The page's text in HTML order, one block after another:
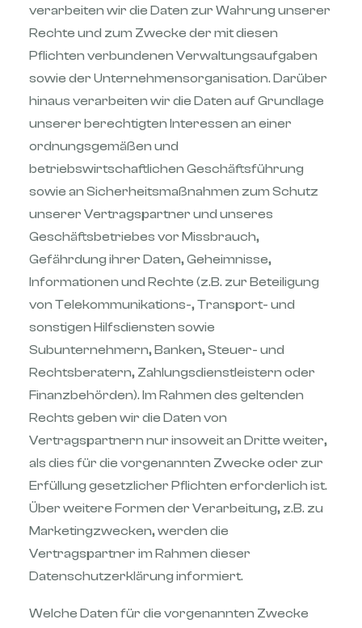
verarbeiten wir die Daten zur Wahrung unserer
Rechte und zum Zwecke der mit diesen
Pflichten verbundenen Verwaltungsaufgaben
sowie der Unternehmensorganisation. Darüber
hinaus verarbeiten wir die Daten auf Grundlage
unserer berechtigten Interessen an einer
ordnungsgemäßen und
betriebswirtschaftlichen Geschäftsführung
sowie an Sicherheitsmaßnahmen zum Schutz
unserer Vertragspartner und unseres
Geschäftsbetriebes vor Missbrauch,
Gefährdung ihrer Daten, Geheimnisse,
Informationen und Rechte (z.B. zur Beteiligung
von Telekommunikations-, Transport- und
sonstigen Hilfsdiensten sowie
Subunternehmern, Banken, Steuer- und
Rechtsberatern, Zahlungsdienstleistern oder
Finanzbehörden). Im Rahmen des geltenden
Rechts geben wir die Daten von
Vertragspartnern nur insoweit an Dritte weiter,
als dies für die vorgenannten Zwecke oder zur
Erfüllung gesetzlicher Pflichten erforderlich ist.
Über weitere Formen der Verarbeitung, z.B. zu
Marketingzwecken, werden die
Vertragspartner im Rahmen dieser
Datenschutzerklärung informiert.
Welche Daten für die vorgenannten Zwecke